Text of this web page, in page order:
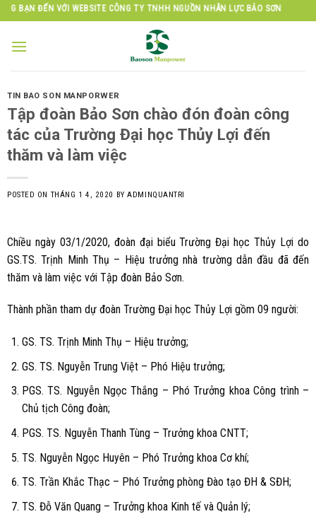
Skip
to
content
CÔNG TY TNHH NGUỒN NHÂN LỰC BẢO SƠN
TIN BAO SON MANPORWER
Tập đoàn Bảo Sơn chào đón đoàn công
tác của Trường Đại học Thủy Lợi đến
thăm và làm việc
POSTED ON THÁNG 1 4, 2020 BYADMINQUANTRI
Chiều ngày 03/1/2020, đoàn đại biểu Trường Đại học Thủy Lợi do
GS.TS. Trịnh Minh Thụ – Hiệu trưởng nhà trường dẫn đầu đã đến
thăm và làm việc với Tập đoàn Bảo Sơn.
Thành phần tham dự đoàn Trường Đại học Thủy Lợi gồm 09 người:
GS. TS. Trịnh Minh Thụ – Hiệu trưởng;
GS. TS. Nguyễn Trung Việt – Phó Hiệu trưởng;
PGS. TS. Nguyễn Ngọc Thắng – Phó Trưởng khoa Công trình –
Chủ tịch Công đoàn;
PGS. TS. Nguyễn Thanh Tùng – Trưởng khoa CNTT;
TS. Nguyễn Ngọc Huyên – Phó Trưởng khoa Cơ khí;
TS. Trần Khắc Thạc – Phó Trưởng phòng Đào tạo ĐH & SĐH;
TS. Đỗ Văn Quang – Trưởng khoa Kinh tế và Quản lý;